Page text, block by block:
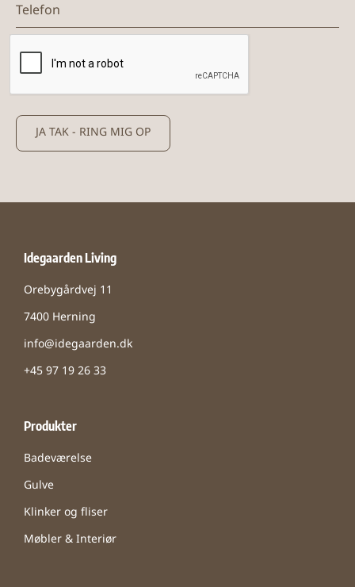
JA TAK - RING MIG OP
Idegaarden Living
Orebygårdvej 11
7400 Herning
info@idegaarden.dk
+45 97 19 26 33
Produkter
Badeværelse
Gulve
Klinker og fliser
Møbler & Interiør